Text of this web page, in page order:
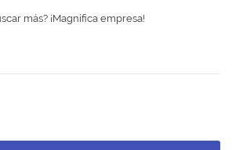
más? ¡Magnífica empresa!